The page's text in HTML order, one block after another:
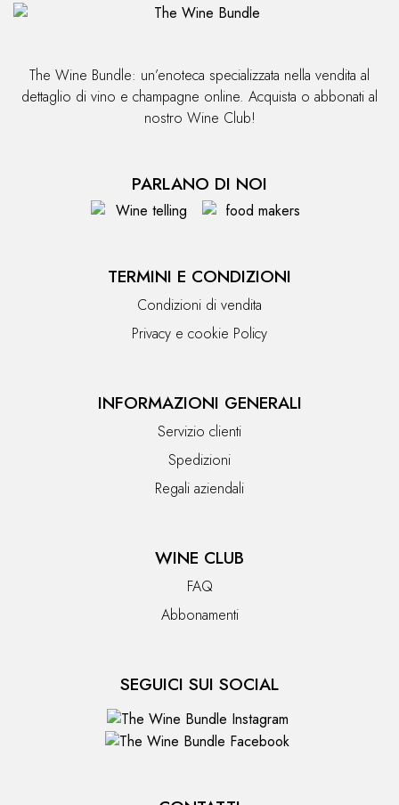
The Wine Bundle: un’enoteca specializzata nella vendita al
dettaglio di vino e champagne online. Acquista o abbonati al
nostro Wine Club!
PARLANO DI NOI
TERMINI E CONDIZIONI
Condizioni di vendita
Privacy e cookie Policy
INFORMAZIONI GENERALI
Servizio clienti
Spedizioni
Regali aziendali
WINE CLUB
FAQ
Abbonamenti
SEGUICI SUI SOCIAL